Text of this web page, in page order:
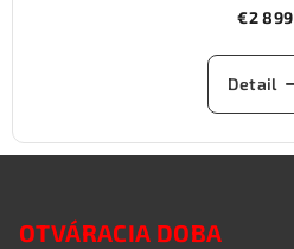
€2 899
Detail
OTVÁRACIA DOBA